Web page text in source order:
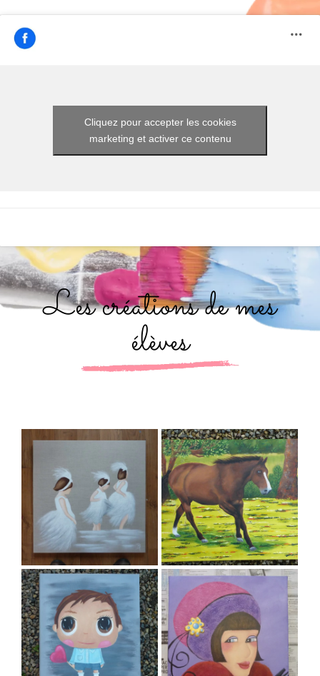
Cliquez pour accepter les cookies
marketing et activer ce contenu
Les créations de mes
élèves